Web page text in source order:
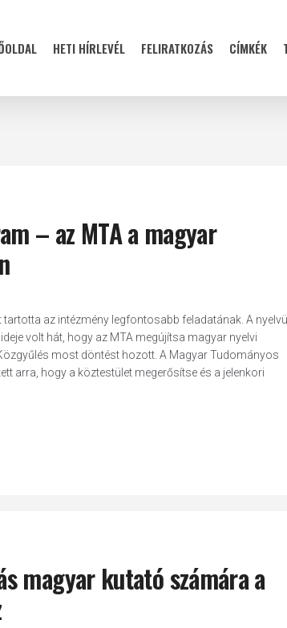
HETI HÍRLEVÉL FELIRATKOZÁS CÍMKÉK
– az MTA a magyar
az intézmény legfontosabb feladatának. A
volt hát, hogy az MTA megújítsa magyar nyelvi
most döntést hozott. A Magyar Tudományos
arra, hogy a köztestület megerősítse és a jelenkori
magyar kutató számára a